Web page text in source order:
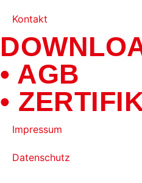
Kontakt
• AGB
•
Impressum
Datenschutz